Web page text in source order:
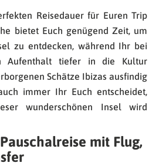
Reisedauer für Euren Trip
bietet Euch genügend Zeit, um
zu entdecken, während Ihr bei
Aufenthalt tiefer in die Kultur
Schätze Ibizas ausfindig
immer Ihr Euch entscheidet,
wunderschönen Insel wird
mit Flug,